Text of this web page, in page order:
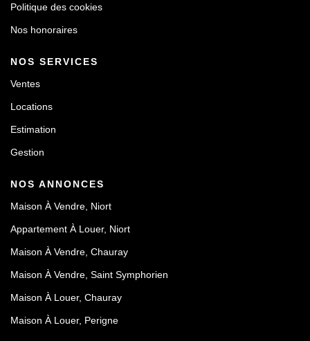
Politique des cookies
Nos honoraires
NOS SERVICES
Ventes
Locations
Estimation
Gestion
NOS ANNONCES
Maison À Vendre, Niort
Appartement À Louer, Niort
Maison À Vendre, Chauray
Maison À Vendre, Saint Symphorien
Maison À Louer, Chauray
Maison À Louer, Perigne